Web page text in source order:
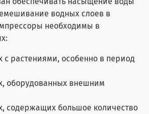
водных слоев в
необходимы в
с растениями, особенно в период
оборудованных внешним
содержащих большое количество